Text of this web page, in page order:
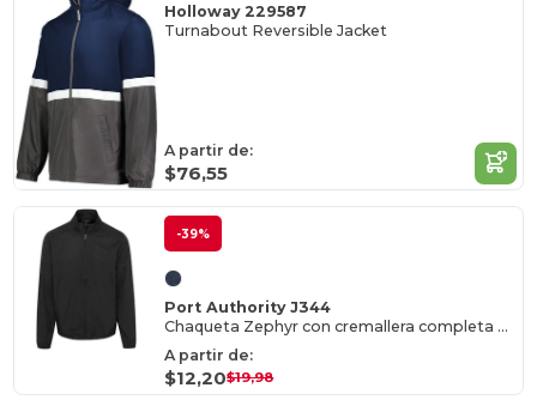
Holloway 229587
Turnabout Reversible Jacket
A partir de:
$76,55
-39%
Port Authority J344
Chaqueta Zephyr con cremallera completa para hombre
A partir de:
$12,20$19,98